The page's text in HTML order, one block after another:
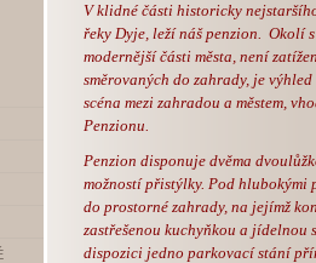
V klidné části historicky
řeky Dyje, leží náš penzion. Okolí
modernější části města, není
směrovaných do zahrady, je
scéna mezi zahradou a městem,
Penzionu.
Penzion disponuje dvěma
možností přistýlky. Pod hlubokými
do prostorné zahrady, na jejímž
zastřešenou kuchyňkou a jídelnou
dispozici jedno parkovací stání